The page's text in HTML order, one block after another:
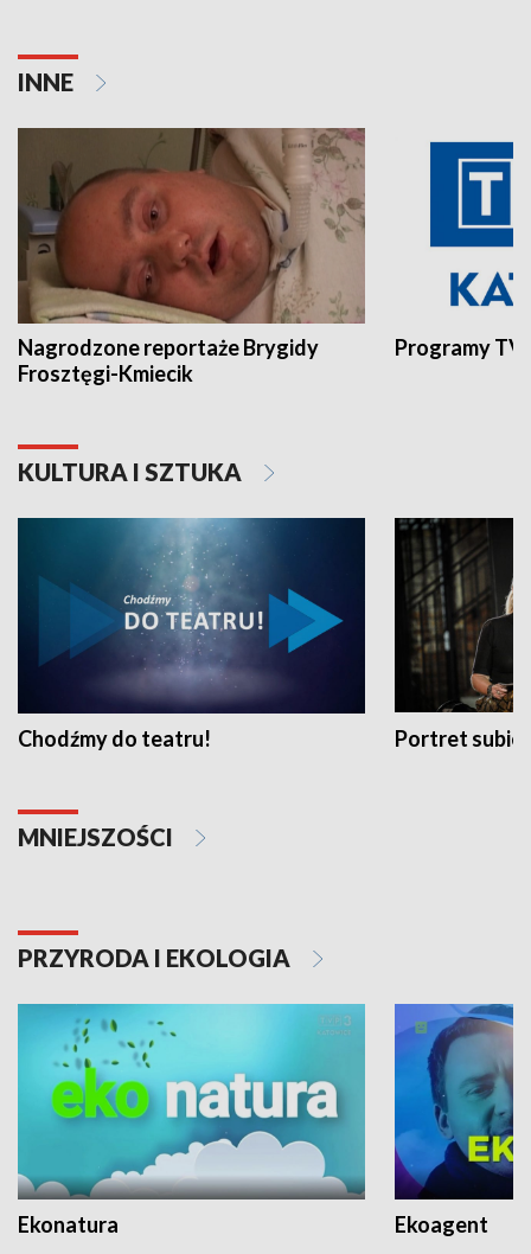
INNE
Nagrodzone reportaże Brygidy
Frosztęgi-Kmiecik
Programy
KULTURA I SZTUKA
Chodźmy do teatru! Portret
MNIEJSZOŚCI
PRZYRODA I EKOLOGIA
Ekonatura Ekoagent